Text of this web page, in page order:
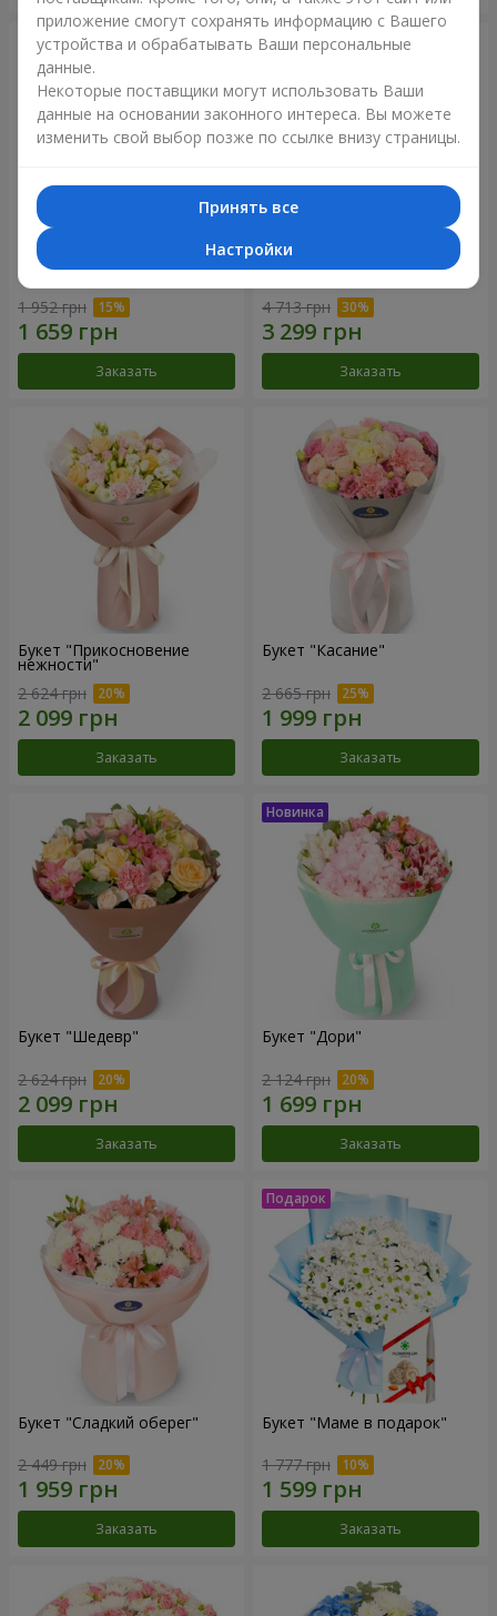
Букет "Дзинтарс"
1 952 грн
Заказать
Букет "Your Smile"
4 713 грн
Заказать
Букет "Прикосновение
нежности"
2 624 грн
Заказать
Букет "Касание"
2 665 грн
Заказать
Букет "Шедевр"
2 624 грн
Заказать
Букет "Дори"
2 124 грн
Заказать
Букет "Сладкий оберег"
2 449 грн
Заказать
Букет "Маме в подарок"
1 777 грн
Заказать
приложение смогут сохранять информацию с Вашего
устройства и обрабатывать Ваши персональные
данные.
Некоторые поставщики могут использовать Ваши
данные на основании законного интереса. Вы можете
изменить свой выбор позже по ссылке внизу страницы.
Принять все
Настройки